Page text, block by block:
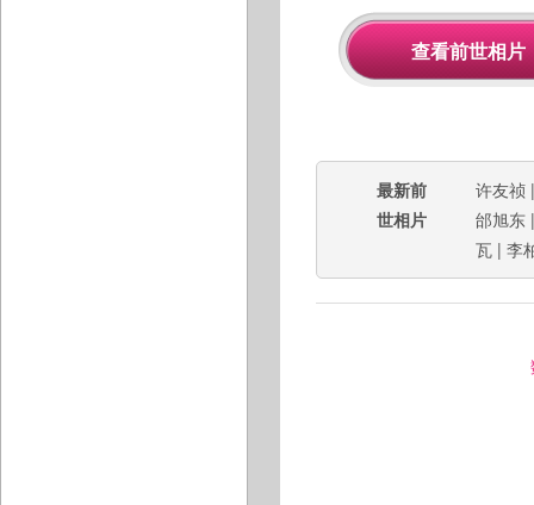
最新前
世相片
许友祯
邰旭东
瓦 | 李